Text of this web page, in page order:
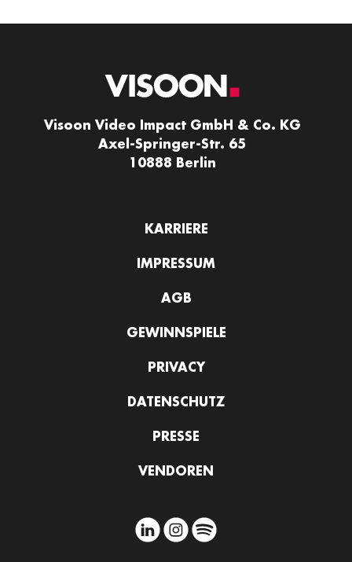
Visoon Video Impact GmbH & Co. KG
Axel-Springer-Str. 65
10888 Berlin
KARRIERE
IMPRESSUM
AGB
GEWINNSPIELE
PRIVACY
DATENSCHUTZ
PRESSE
VENDOREN